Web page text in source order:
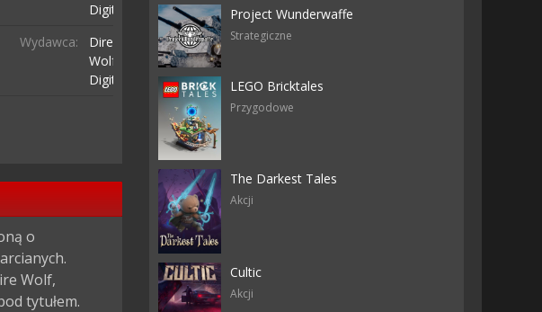
Digital
Wydawca:
Dire
Wolf
Digital
o
Wolf,
tytułem.
Project Wunderwaffe
Strategiczne
LEGO Bricktales
Przygodowe
The Darkest Tales
Akcji
Cultic
Akcji